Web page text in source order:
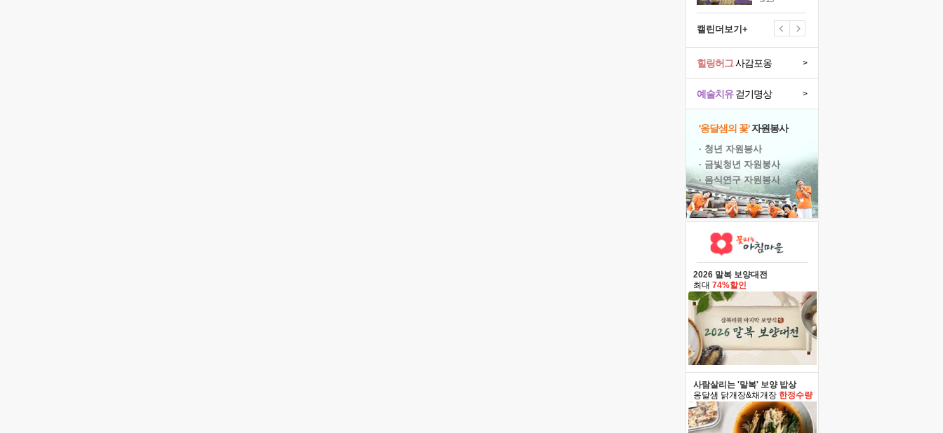
캘린더보기+
예술치유걷기명상 >
힐링허그사감포옹 >
'옹달샘의 꽃'자원봉사
· 청년 자원봉사
· 금빛청년 자원봉사
· 음식연구 자원봉사
2026 말복 보양대전
최대 74%할인
사람살리는 '말복' 보양 밥상
옹달샘 닭개장&채개장 한정수량